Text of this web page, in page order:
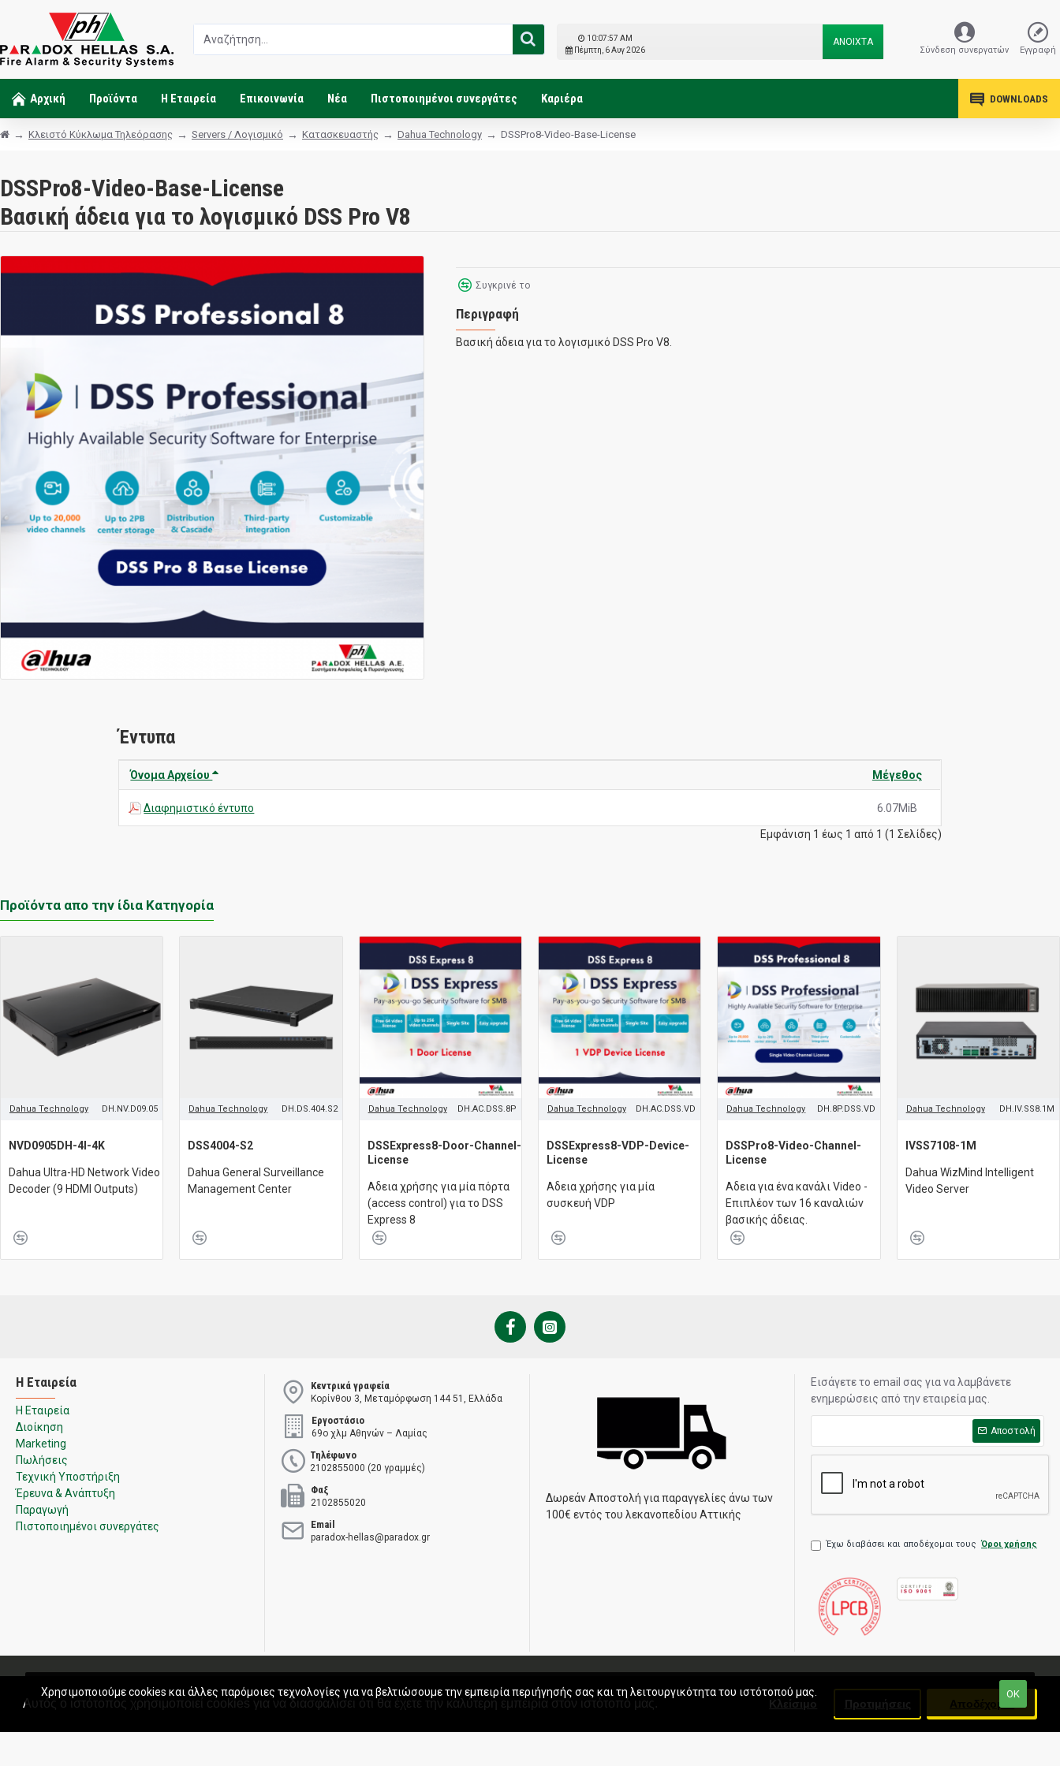
Αυτός ο ιστότοπος χρησιμοποιεί cookies για να διασφαλίσει ότι θα έχετε την καλύτερη εμπειρία στον ιστότοπό μας. Κλείσιμο Προτιμήσεις Αποδέχομαι
10:07:58 AM
Πέμπτη, 6 Αυγ 2026
ΑΝΟΙΧΤΑ
Σύνδεση συνεργατών Εγγραφή
Αρχική Προϊόντα Η Εταιρεία Επικοινωνία Νέα Πιστοποιημένοι συνεργάτες Καριέρα DOWNLOADS
Κλειστό Κύκλωμα Τηλεόρασης Servers / Λογισμικό Κατασκευαστής Dahua Technology DSSPro8-Video-Base-License
DSSPro8-Video-Base-License
Βασική άδεια για το λογισμικό DSS Pro V8
Συγκρινέ το
Περιγραφή
Βασική άδεια για το λογισμικό DSS Pro V8.
Έντυπα
Όνομα Αρχείου Μέγεθος
Διαφημιστικό έντυπο 6.07MiB
Εμφάνιση 1 έως 1 από 1 (1 Σελίδες)
Προϊόντα απο την ίδια Κατηγορία
Dahua Technology DH.NV.D09.05
NVD0905DH-4I-4K
Dahua Ultra-HD Network Video
Decoder (9 HDMI Outputs)
Dahua Technology DH.DS.404.S2
DSS4004-S2
Dahua General Surveillance
Management Center
Dahua Technology DH.AC.DSS.8P
DSSExpress8-Door-Channel-
License
Aδεια χρήσης για μία πόρτα
(access control) για το DSS
Express 8
Dahua Technology DH.AC.DSS.VD
DSSExpress8-VDP-Device-
License
Aδεια χρήσης για μία
συσκευή VDP
Dahua Technology DH.8P.DSS.VD
DSSPro8-Video-Channel-
License
Aδεια για ένα κανάλι Video -
Επιπλέον των 16 καναλιών
βασικής άδειας.
Dahua Technology DH.IV.SS8.1M
IVSS7108-1M
Dahua WizMind Intelligent
Video Server
Η Εταιρεία
Η Εταιρεία
Διοίκηση
Marketing
Πωλήσεις
Τεχνική Υποστήριξη
Έρευνα & Ανάπτυξη
Παραγωγή
Πιστοποιημένοι συνεργάτες
Κεντρικά γραφεία
Κορίνθου 3, Μεταμόρφωση 144 51, Ελλάδα
Εργοστάσιο
69ο χλμ Αθηνών – Λαμίας
Τηλέφωνο
2102855000 (20 γραμμές)
Φαξ
2102855020
Email
paradox-hellas@paradox.gr
Δωρεάν Αποστολή για παραγγελίες άνω των
100€ εντός του λεκανοπεδίου Αττικής
Εισάγετε το email σας για να λαμβάνετε
ενημερώσεις από την εταιρεία μας.
Αποστολή
Έχω διαβάσει και αποδέχομαι τους Όροι χρήσης
Πολιτική Ποιότητας Όροι χρήσης Πολιτική Πωλήσεων
Εγγύηση
Copyright © 2020 Paradox Hellas S.A. All rights reserved.
ΟΚ
Χρησιμοποιούμε cookies και άλλες παρόμοιες τεχνολογίες για να βελτιώσουμε την εμπειρία περιήγησής σας και τη λειτουργικότητα του ιστότοπού μας.